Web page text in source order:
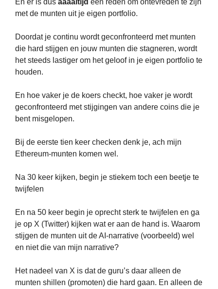
met de munten uit je eigen portfolio.
Doordat je continu wordt geconfronteerd met munten
die hard stijgen en jouw munten die stagneren, wordt
het steeds lastiger om het geloof in je eigen portfolio te
houden.
En hoe vaker je de koers checkt, hoe vaker je wordt
geconfronteerd met stijgingen van andere coins die je
bent misgelopen.
Bij de eerste tien keer checken denk je, ach mijn
Ethereum-munten komen wel.
Na 30 keer kijken, begin je stiekem toch een beetje te
twijfelen
En na 50 keer begin je oprecht sterk te twijfelen en ga
je op X (Twitter) kijken wat er aan de hand is. Waarom
stijgen de munten uit de AI-narrative (voorbeeld) wel
en niet die van mijn narrative?
Het nadeel van X is dat de guru’s daar alleen de
munten shillen (promoten) die hard gaan. En alleen de